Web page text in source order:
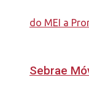
Sebrae